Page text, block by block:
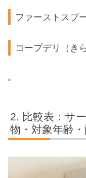
ファーストスプ
コープデリ（き
“
比較表：サ
物・対象年齢・